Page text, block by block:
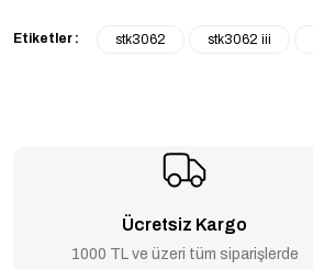
Etiketler : stk3062 stk3062 iii
Ücretsiz Kargo
1000 TL ve üzeri tüm siparişlerde